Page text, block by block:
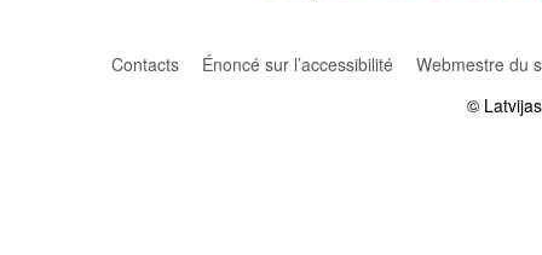
Contacts Énoncé sur l’accessibilité
Webmestre du
©